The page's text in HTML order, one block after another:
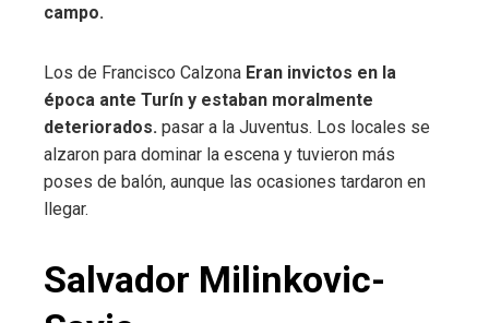
campo.
Los de Francisco Calzona Eran invictos en la
época ante Turín y estaban moralmente
deteriorados. pasar a la Juventus. Los locales se
alzaron para dominar la escena y tuvieron más
poses de balón, aunque las ocasiones tardaron en
llegar.
Salvador Milinkovic-